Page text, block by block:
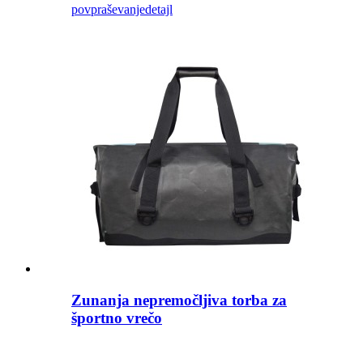
povpraševanjedetajl
Zunanja nepremočljiva torba za
športno vrečo